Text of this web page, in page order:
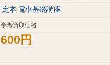
定本 電車基礎講座
参考買取価格
600円